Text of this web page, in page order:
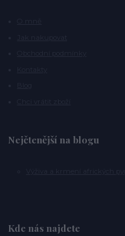
Nejčtenější na blogu
Kde nás najdete